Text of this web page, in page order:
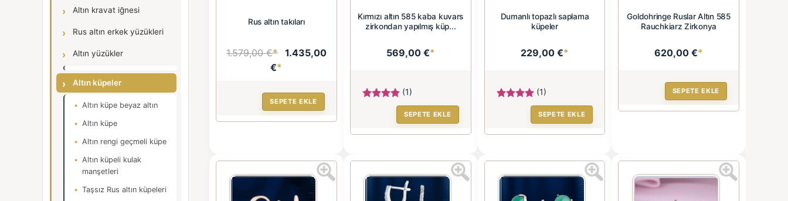
Altın kravat iğnesi
Rus altın erkek yüzükleri
Altın yüzükler
Altın küpeler
Altın küpe beyaz altın
Altın küpe
Altın rengi geçmeli küpe
Altın küpeli kulak
manşetleri
Taşsız Rus altın küpeleri
Rus altın takıları
1.579,00 €*
1.435,00
€*
SEPETE EKLE
Kırmızı altın 585 kaba kuvars
zirkondan yapılmış küp...
569,00 €*
(1)
SEPETE EKLE
Dumanlı topazlı saplama
küpeler
229,00 €*
(1)
SEPETE EKLE
Goldohringe Ruslar Altın 585
Rauchkiarz Zirkonya
620,00 €*
SEPETE EKLE